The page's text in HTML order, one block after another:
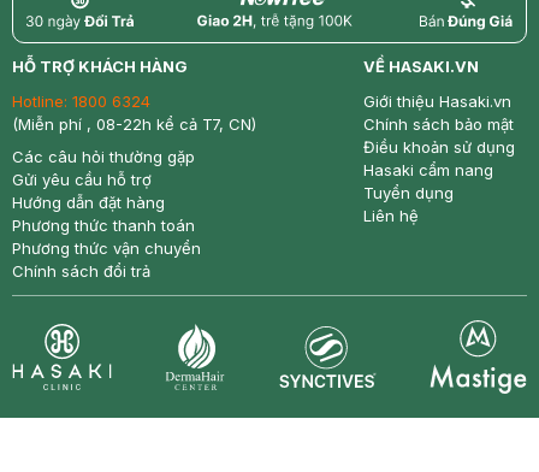
return nowfree price
HỖ TRỢ KHÁCH HÀNG
Hotline: 1800 6324
(Miễn phí , 08-22h kể cả T7, CN)
Các câu hỏi thường gặp
Gửi yêu cầu hỗ trợ
Hướng dẫn đặt hàng
Phương thức thanh toán
Phương thức vận chuyển
Chính sách đổi trả
VỀ HASAKI.VN
Giới thiệu Hasaki.vn
Chính sách bảo mật
Điều khoản sử dụng
Hasaki cẩm nang
Tuyển dụng
Liên hệ